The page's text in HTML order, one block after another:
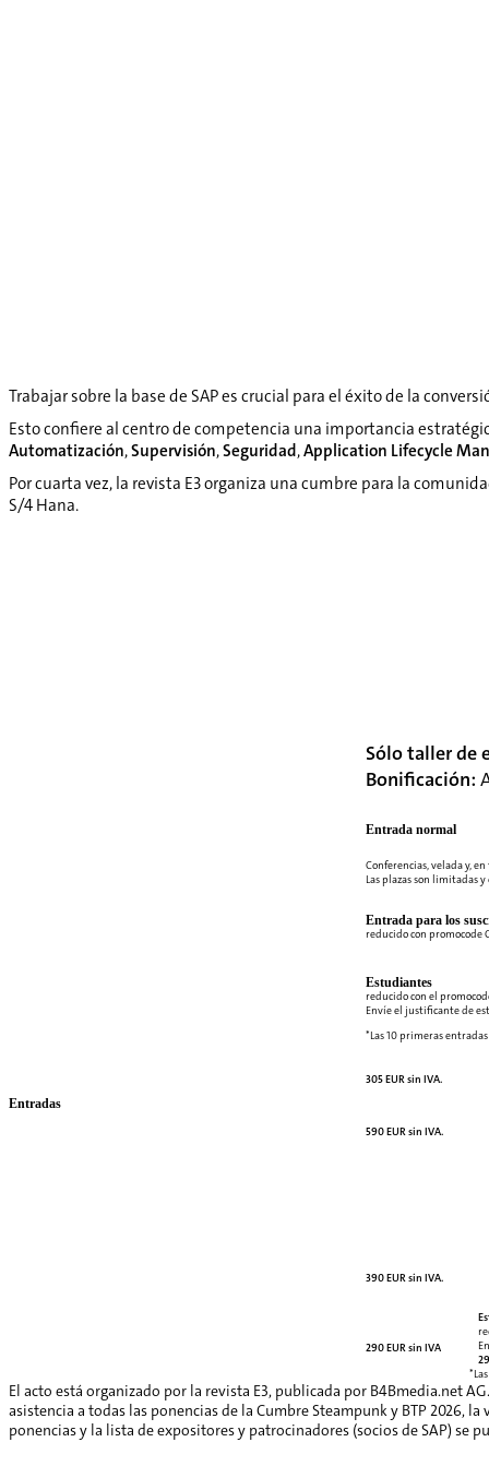
Trabajar sobre la base de SAP es crucial para el éxito de la
Esto confiere al centro de competencia una importancia
Automatización,Supervisión,Seguridad,Application Lifecycle
Por cuarta vez, la revista E3 organiza una cumbre para la
S/4 Hana.
Sólo taller de
Bonificación:
Entrada normal
Conferencias, velada y,
Las plazas son limitadas
Entrada para los
reducido con promocode
Estudiantes
reducido con el
Envíe el justificante de
*Las 10 primeras
305 EUR sin IVA.
590 EUR sin IVA.
390 EUR sin IVA.
290 EUR sin IVA
Entradas
El acto está organizado por la revista E3, publicada por B4Bmedia.net
asistencia a todas las ponencias de la Cumbre Steampunk y BTP
ponencias y la lista de expositores y patrocinadores (socios de SAP) se